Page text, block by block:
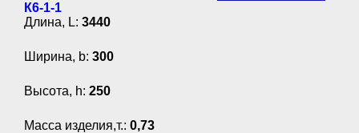
К6-1-1
Длина, L: 3440
Ширина, b: 300
Высота, h: 250
Масса изделия,т.: 0,73